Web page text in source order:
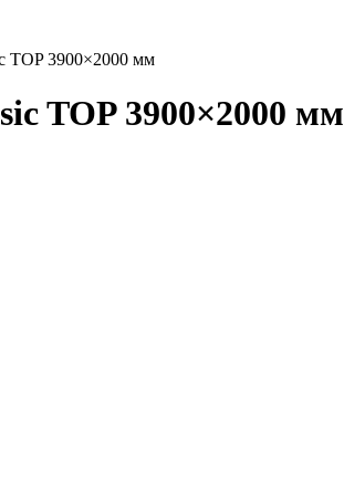
TOP 3900×2000 мм
TOP 3900×2000 мм